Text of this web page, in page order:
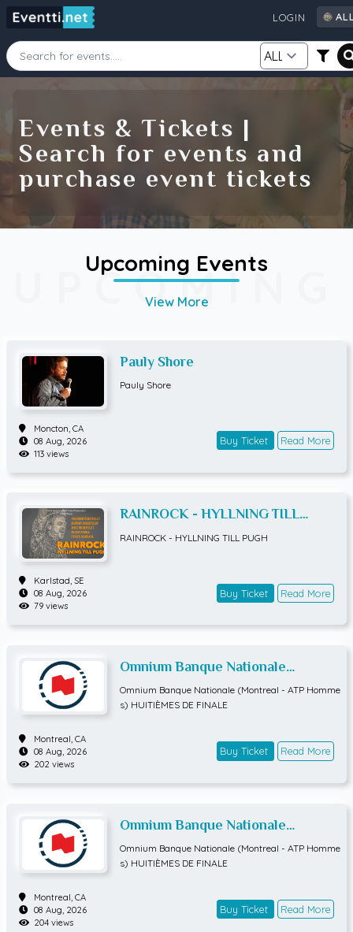
Source
LOGIN
AU
DE
FI
GB
IE
Events & Tickets |
Search for events and
purchase event tickets
UPCOMING
Upcoming Events
View More
Pauly Shore
Pauly Shore
Moncton, CA
08 Aug, 2026
113 views
Buy Ticket Read More
RAINROCK - HYLLNING TILL
PUGH
RAINROCK - HYLLNING TILL PUGH
Karlstad, SE
08 Aug, 2026
79 views
Buy Ticket Read More
Omnium Banque Nationale
(Montreal - ATP Hommes)
HUITIÈMES DE FINALE
Omnium Banque Nationale (Montreal - ATP Homme
s) HUITIÈMES DE FINALE
Montreal, CA
08 Aug, 2026
202 views
Buy Ticket Read More
Omnium Banque Nationale
(Montreal - ATP Hommes)
HUITIÈMES DE FINALE
Omnium Banque Nationale (Montreal - ATP Homme
s) HUITIÈMES DE FINALE
Montreal, CA
08 Aug, 2026
204 views
Buy Ticket Read More